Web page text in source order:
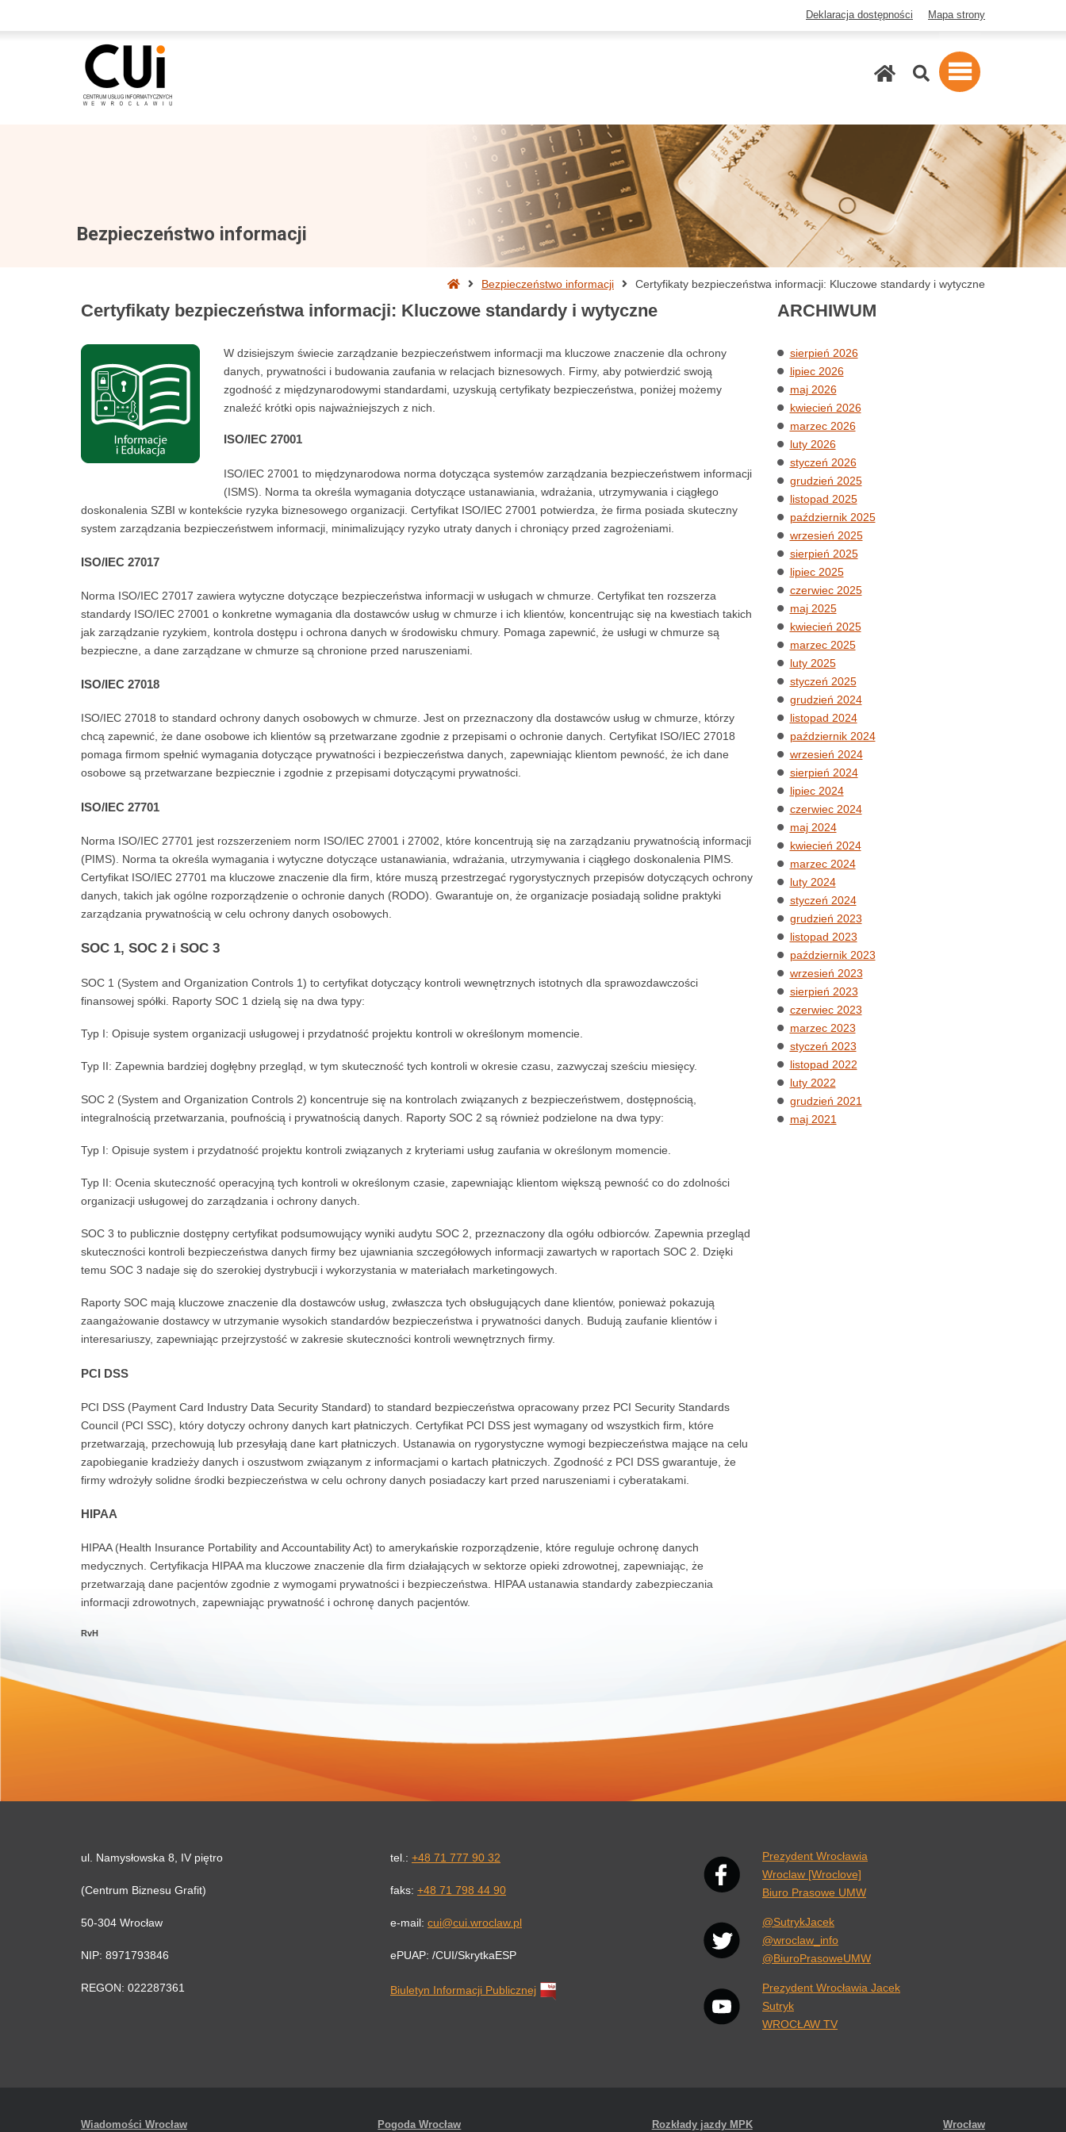
Deklaracja dostępności Mapa strony
Szukaj
Bezpieczeństwo informacji
StronaBezpieczeństwo informacji Certyfikaty bezpieczeństwa informacji: Kluczowe standardy i wytyczne
Certyfikaty bezpieczeństwa informacji: Kluczowe standardy i wytyczne
W dzisiejszym świecie zarządzanie bezpieczeństwem informacji ma kluczowe znaczenie dla ochrony
danych, prywatności i budowania zaufania w relacjach biznesowych. Firmy, aby potwierdzić swoją
zgodność z międzynarodowymi standardami, uzyskują certyfikaty bezpieczeństwa, poniżej możemy
znaleźć krótki opis najważniejszych z nich.
ISO/IEC 27001
ISO/IEC 27001 to międzynarodowa norma dotycząca systemów zarządzania bezpieczeństwem informacji
(ISMS). Norma ta określa wymagania dotyczące ustanawiania, wdrażania, utrzymywania i ciągłego
doskonalenia SZBI w kontekście ryzyka biznesowego organizacji. Certyfikat ISO/IEC 27001 potwierdza, że firma posiada skuteczny
system zarządzania bezpieczeństwem informacji, minimalizujący ryzyko utraty danych i chroniący przed zagrożeniami.
ISO/IEC 27017
Norma ISO/IEC 27017 zawiera wytyczne dotyczące bezpieczeństwa informacji w usługach w chmurze. Certyfikat ten rozszerza
standardy ISO/IEC 27001 o konkretne wymagania dla dostawców usług w chmurze i ich klientów, koncentrując się na kwestiach takich
jak zarządzanie ryzykiem, kontrola dostępu i ochrona danych w środowisku chmury. Pomaga zapewnić, że usługi w chmurze są
bezpieczne, a dane zarządzane w chmurze są chronione przed naruszeniami.
ISO/IEC 27018
ISO/IEC 27018 to standard ochrony danych osobowych w chmurze. Jest on przeznaczony dla dostawców usług w chmurze, którzy
chcą zapewnić, że dane osobowe ich klientów są przetwarzane zgodnie z przepisami o ochronie danych. Certyfikat ISO/IEC 27018
pomaga firmom spełnić wymagania dotyczące prywatności i bezpieczeństwa danych, zapewniając klientom pewność, że ich dane
osobowe są przetwarzane bezpiecznie i zgodnie z przepisami dotyczącymi prywatności.
ISO/IEC 27701
Norma ISO/IEC 27701 jest rozszerzeniem norm ISO/IEC 27001 i 27002, które koncentrują się na zarządzaniu prywatnością informacji
(PIMS). Norma ta określa wymagania i wytyczne dotyczące ustanawiania, wdrażania, utrzymywania i ciągłego doskonalenia PIMS.
Certyfikat ISO/IEC 27701 ma kluczowe znaczenie dla firm, które muszą przestrzegać rygorystycznych przepisów dotyczących ochrony
danych, takich jak ogólne rozporządzenie o ochronie danych (RODO). Gwarantuje on, że organizacje posiadają solidne praktyki
zarządzania prywatnością w celu ochrony danych osobowych.
SOC 1, SOC 2 i SOC 3
SOC 1 (System and Organization Controls 1) to certyfikat dotyczący kontroli wewnętrznych istotnych dla sprawozdawczości
finansowej spółki. Raporty SOC 1 dzielą się na dwa typy:
Typ I: Opisuje system organizacji usługowej i przydatność projektu kontroli w określonym momencie.
Typ II: Zapewnia bardziej dogłębny przegląd, w tym skuteczność tych kontroli w okresie czasu, zazwyczaj sześciu miesięcy.
SOC 2 (System and Organization Controls 2) koncentruje się na kontrolach związanych z bezpieczeństwem, dostępnością,
integralnością przetwarzania, poufnością i prywatnością danych. Raporty SOC 2 są również podzielone na dwa typy:
Typ I: Opisuje system i przydatność projektu kontroli związanych z kryteriami usług zaufania w określonym momencie.
Typ II: Ocenia skuteczność operacyjną tych kontroli w określonym czasie, zapewniając klientom większą pewność co do zdolności
organizacji usługowej do zarządzania i ochrony danych.
SOC 3 to publicznie dostępny certyfikat podsumowujący wyniki audytu SOC 2, przeznaczony dla ogółu odbiorców. Zapewnia przegląd
skuteczności kontroli bezpieczeństwa danych firmy bez ujawniania szczegółowych informacji zawartych w raportach SOC 2. Dzięki
temu SOC 3 nadaje się do szerokiej dystrybucji i wykorzystania w materiałach marketingowych.
Raporty SOC mają kluczowe znaczenie dla dostawców usług, zwłaszcza tych obsługujących dane klientów, ponieważ pokazują
zaangażowanie dostawcy w utrzymanie wysokich standardów bezpieczeństwa i prywatności danych. Budują zaufanie klientów i
interesariuszy, zapewniając przejrzystość w zakresie skuteczności kontroli wewnętrznych firmy.
PCI DSS
PCI DSS (Payment Card Industry Data Security Standard) to standard bezpieczeństwa opracowany przez PCI Security Standards
Council (PCI SSC), który dotyczy ochrony danych kart płatniczych. Certyfikat PCI DSS jest wymagany od wszystkich firm, które
przetwarzają, przechowują lub przesyłają dane kart płatniczych. Ustanawia on rygorystyczne wymogi bezpieczeństwa mające na celu
zapobieganie kradzieży danych i oszustwom związanym z informacjami o kartach płatniczych. Zgodność z PCI DSS gwarantuje, że
firmy wdrożyły solidne środki bezpieczeństwa w celu ochrony danych posiadaczy kart przed naruszeniami i cyberatakami.
HIPAA
HIPAA (Health Insurance Portability and Accountability Act) to amerykańskie rozporządzenie, które reguluje ochronę danych
medycznych. Certyfikacja HIPAA ma kluczowe znaczenie dla firm działających w sektorze opieki zdrowotnej, zapewniając, że
przetwarzają dane pacjentów zgodnie z wymogami prywatności i bezpieczeństwa. HIPAA ustanawia standardy zabezpieczania
informacji zdrowotnych, zapewniając prywatność i ochronę danych pacjentów.
RvH
ARCHIWUM
sierpień 2026
lipiec 2026
maj 2026
kwiecień 2026
marzec 2026
luty 2026
styczeń 2026
grudzień 2025
listopad 2025
październik 2025
wrzesień 2025
sierpień 2025
lipiec 2025
czerwiec 2025
maj 2025
kwiecień 2025
marzec 2025
luty 2025
styczeń 2025
grudzień 2024
listopad 2024
październik 2024
wrzesień 2024
sierpień 2024
lipiec 2024
czerwiec 2024
maj 2024
kwiecień 2024
marzec 2024
luty 2024
styczeń 2024
grudzień 2023
listopad 2023
październik 2023
wrzesień 2023
sierpień 2023
czerwiec 2023
marzec 2023
styczeń 2023
listopad 2022
luty 2022
grudzień 2021
maj 2021
ul. Namysłowska 8, IV piętro
(Centrum Biznesu Grafit)
50-304 Wrocław
NIP: 8971793846
REGON: 022287361
tel.: +48 71 777 90 32
faks: +48 71 798 44 90
e-mail: cui@cui.wroclaw.pl
ePUAP: /CUI/SkrytkaESP
Biuletyn Informacji Publicznej
Prezydent Wrocławia
Wroclaw [Wroclove]
Biuro Prasowe UMW
@SutrykJacek
@wroclaw_info
@BiuroPrasoweUMW
Prezydent Wrocławia Jacek
Sutryk
WROCŁAW TV
Wiadomości Wrocław Pogoda Wrocław Rozkłady jazdy MPK Wrocław